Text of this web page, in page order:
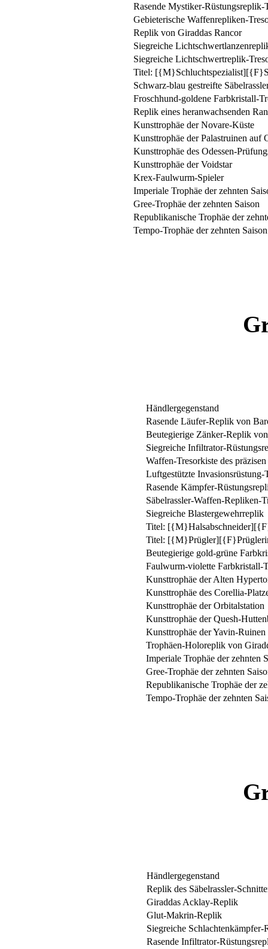
Rasende Mystiker-Rüstungsreplik-
Gebieterische Waffenrepliken-
Replik von Giraddas Rancor
Siegreiche
Siegreiche Lichtschwertreplik-
Titel:
Schwarz-blau gestreifte
Froschhund-goldene Farbkristall-
Replik eines heranwachsenden
Kunsttrophäe der Novare-Küste
Kunsttrophäe der Palastruinen auf
Kunsttrophäe des Odessen-
Kunsttrophäe der Voidstar
Krex-Faulwurm-Spieler
Imperiale Trophäe der zehnten
Gree-Trophäe der zehnten Saison
Republikanische Trophäe der
Tempo-Trophäe der zehnten Saison
Händlergegenstand
Rasende Läufer-Replik von
Beutegierige Zänker-Replik
Siegreiche Infiltrator-
Waffen-Tresorkiste des
Luftgestützte Invasionsrüstung-
Rasende Kämpfer-
Säbelrassler-Waffen-Repliken-
Siegreiche Blastergewehrreplik
Titel:
Titel:
Beutegierige gold-grüne
Faulwurm-violette Farbkristall-
Kunsttrophäe der Alten
Kunsttrophäe des Corellia-
Kunsttrophäe der Orbitalstation
Kunsttrophäe der Quesh-
Kunsttrophäe der Yavin-Ruinen
Trophäen-Holoreplik von
Imperiale Trophäe der zehnten
Gree-Trophäe der zehnten
Republikanische Trophäe der
Tempo-Trophäe der zehnten
Händlergegenstand
Replik des Säbelrassler-
Giraddas Acklay-Replik
Glut-Makrin-Replik
Siegreiche
Rasende Infiltrator-